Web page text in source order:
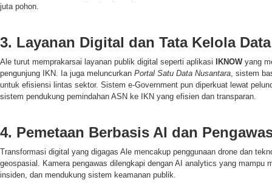
juta pohon.
3. Layanan Digital dan Tata Kelola Data
Ale turut memprakarsai layanan publik digital seperti aplikasi IKNOWyang
pengunjung IKN. Ia juga meluncurkan Portal Satu Data Nusantara, sistem
untuk efisiensi lintas sektor. Sistem e-Government pun diperkuat lewat
sistem pendukung pemindahan ASN ke IKN yang efisien dan transparan.
4. Pemetaan Berbasis AI dan
Transformasi digital yang digagas Ale mencakup penggunaan drone dan
geospasial. Kamera pengawas dilengkapi dengan AI analytics yang mampu
insiden, dan mendukung sistem keamanan publik.